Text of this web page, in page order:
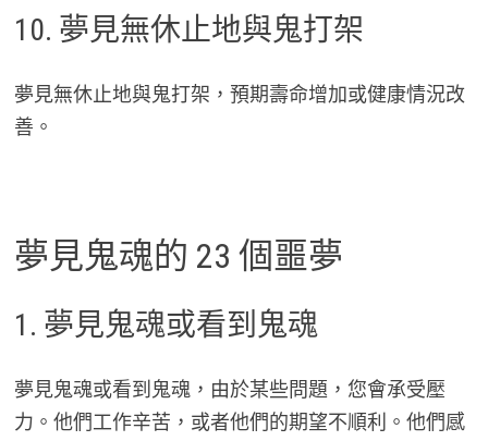
10. 夢見無休止地與鬼打架
夢見無休止地與鬼打架，預期壽命增加或健康情況改
善。
夢見鬼魂的 23 個噩夢
1. 夢見鬼魂或看到鬼魂
夢見鬼魂或看到鬼魂，由於某些問題，您會承受壓
力。他們工作辛苦，或者他們的期望不順利。他們感